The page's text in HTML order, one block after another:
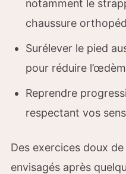
notamment le
chaussure
Surélever le pied
pour réduire
Reprendre
respectant vos
Des exercices doux
envisagés après